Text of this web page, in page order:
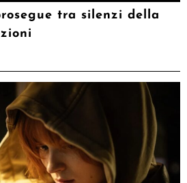
tra silenzi della